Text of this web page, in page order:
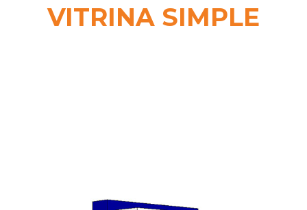
VITRINA SIMPLE